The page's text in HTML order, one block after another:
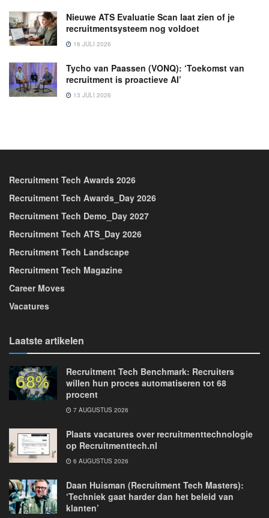
Nieuwe ATS Evaluatie Scan laat zien of je
recruitmentsysteem nog voldoet
16 JULI 2026
Tycho van Paassen (VONQ): ‘Toekomst van
recruitment is proactieve AI’
13 JULI 2026
Recruitment Tech Awards 2026
Recruitment Tech Awards_Day 2026
Recruitment Tech Demo_Day 2027
Recruitment Tech ATS_Day 2026
Recruitment Tech Landscape
Recruitment Tech Magazine
Career Moves
Vacatures
Laatste artikelen
Recruitment Tech Benchmark: Recruiters
willen hun proces automatiseren tot 68
procent
7 AUGUSTUS 2026
Plaats vacatures over recruitmenttechnologie
op Recruitmenttech.nl
6 AUGUSTUS 2026
Daan Huisman (Recruitment Tech Masters):
‘Techniek gaat harder dan het beleid van
klanten’